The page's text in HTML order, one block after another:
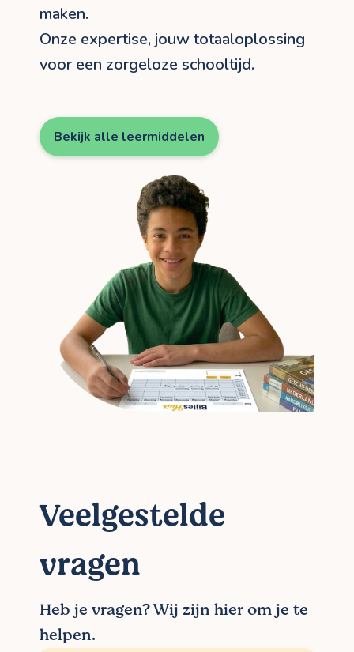
maken.
Onze expertise, jouw totaaloplossing
voor een zorgeloze schooltijd.
Bekijk alle leermiddelen
Veelgestelde
vragen
Heb je vragen? Wij zijn hier om je te
helpen.